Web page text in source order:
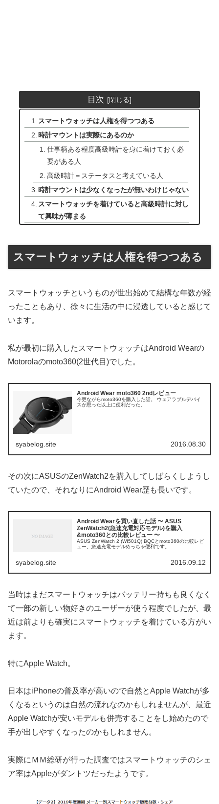
目次
スマートウォッチは人権を得つつある
時計マウントは実際にあるのか
仕事柄ある程度高級時計を身に着けておく必
要がある人
高級時計＝ステータスと考えている人
時計マウントは少なくなったが無いわけじゃない
スマートウォッチを着けていると高級時計に対し
て興味が薄まる
スマートウォッチは人権を得つつある
スマートウォッチというものが世出始めて結構な年数が経
ったこともあり、徐々に生活の中に浸透していると感じて
います。
私が最初に購入したスマートウォッチはAndroid Wearの
Motorolaのmoto360(2世代目)でした。
Android Wear moto360 2ndレビュー
今更ながらmoto360を購入した話。 ウェアラブルデバイ
スが思った以上に便利だった。
syabelog.site 2016.08.30
その次にASUSのZenWatch2を購入してしばらくしようし
ていたので、それなりにAndroid Wear歴も長いです。
Android Wearを買い直した話 〜 ASUS
ZenWatch2(急速充電対応モデル)を購入
&moto360との比較レビュー 〜
ASUS ZenWatch 2 ‏(WI501Q)‏ BQCとmoto360の比較レビ
ュー。急速充電モデルめっちゃ便利です。
syabelog.site 2016.09.12
当時はまだスマートウォッチはバッテリー持ちも良くなく
て一部の新しい物好きのユーザーが使う程度でしたが、最
近は前よりも確実にスマートウォッチを着けている方がい
ます。
特にApple Watch。
日本はiPhoneの普及率が高いので自然とApple Watchが多
くなるというのは自然の流れなのかもしれませんが、最近
Apple Watchが安いモデルも併売することをし始めたので
手が出しやすくなったのかもしれません。
実際にＭＭ総研が行った調査ではスマートウォッチのシェ
ア率はAppleがダントツだったようです。